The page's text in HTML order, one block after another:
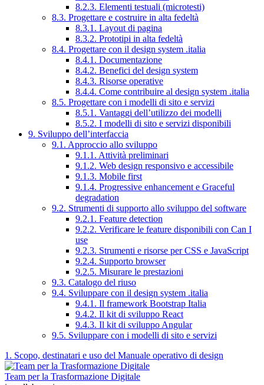
8.2.3. Elementi testuali (microtesti)
8.3. Progettare e costruire in alta fedeltà
8.3.1. Layout di pagina
8.3.2. Prototipi in alta fedeltà
8.4. Progettare con il design system .italia
8.4.1. Documentazione
8.4.2. Benefici del design system
8.4.3. Risorse operative
8.4.4. Come contribuire al design system .italia
8.5. Progettare con i modelli di sito e servizi
8.5.1. Vantaggi dell’utilizzo dei modelli
8.5.2. I modelli di sito e servizi disponibili
9. Sviluppo dell’interfaccia
9.1. Approccio allo sviluppo
9.1.1. Attività preliminari
9.1.2. Web design responsivo e accessibile
9.1.3. Mobile first
9.1.4. Progressive enhancement e Graceful
degradation
9.2. Strumenti di supporto allo sviluppo del software
9.2.1. Feature detection
9.2.2. Verificare le feature disponibili con Can I
use
9.2.3. Strumenti e risorse per CSS e JavaScript
9.2.4. Supporto browser
9.2.5. Misurare le prestazioni
9.3. Catalogo del riuso
9.4. Sviluppare con il design system .italia
9.4.1. Il framework Bootstrap Italia
9.4.2. Il kit di sviluppo React
9.4.3. Il kit di sviluppo Angular
9.5. Sviluppare con i modelli di sito e servizi
1. Scopo, destinatari e uso del Manuale operativo di design
Team per la Trasformazione Digitale